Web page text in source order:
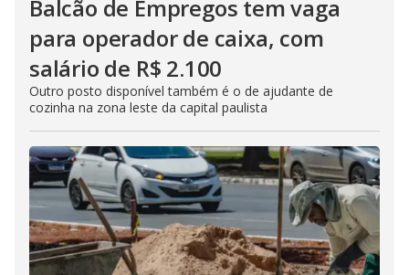
Balcão de Empregos tem vaga
para operador de caixa, com
salário de R$ 2.100
Outro posto disponível também é o de ajudante de
cozinha na zona leste da capital paulista